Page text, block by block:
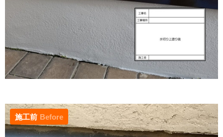
施工前 Before